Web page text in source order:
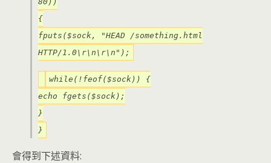
{
fputs($sock, "HEAD /something.html
HTTP/1.0\r\n\r\n");
while(!feof($sock)) {
echo fgets($sock);
}
}
會得到下述資料: